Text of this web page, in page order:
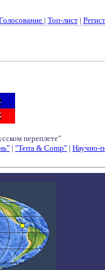
| Топ-лист|
переплете"
| "Terra & Comp" | Научно-